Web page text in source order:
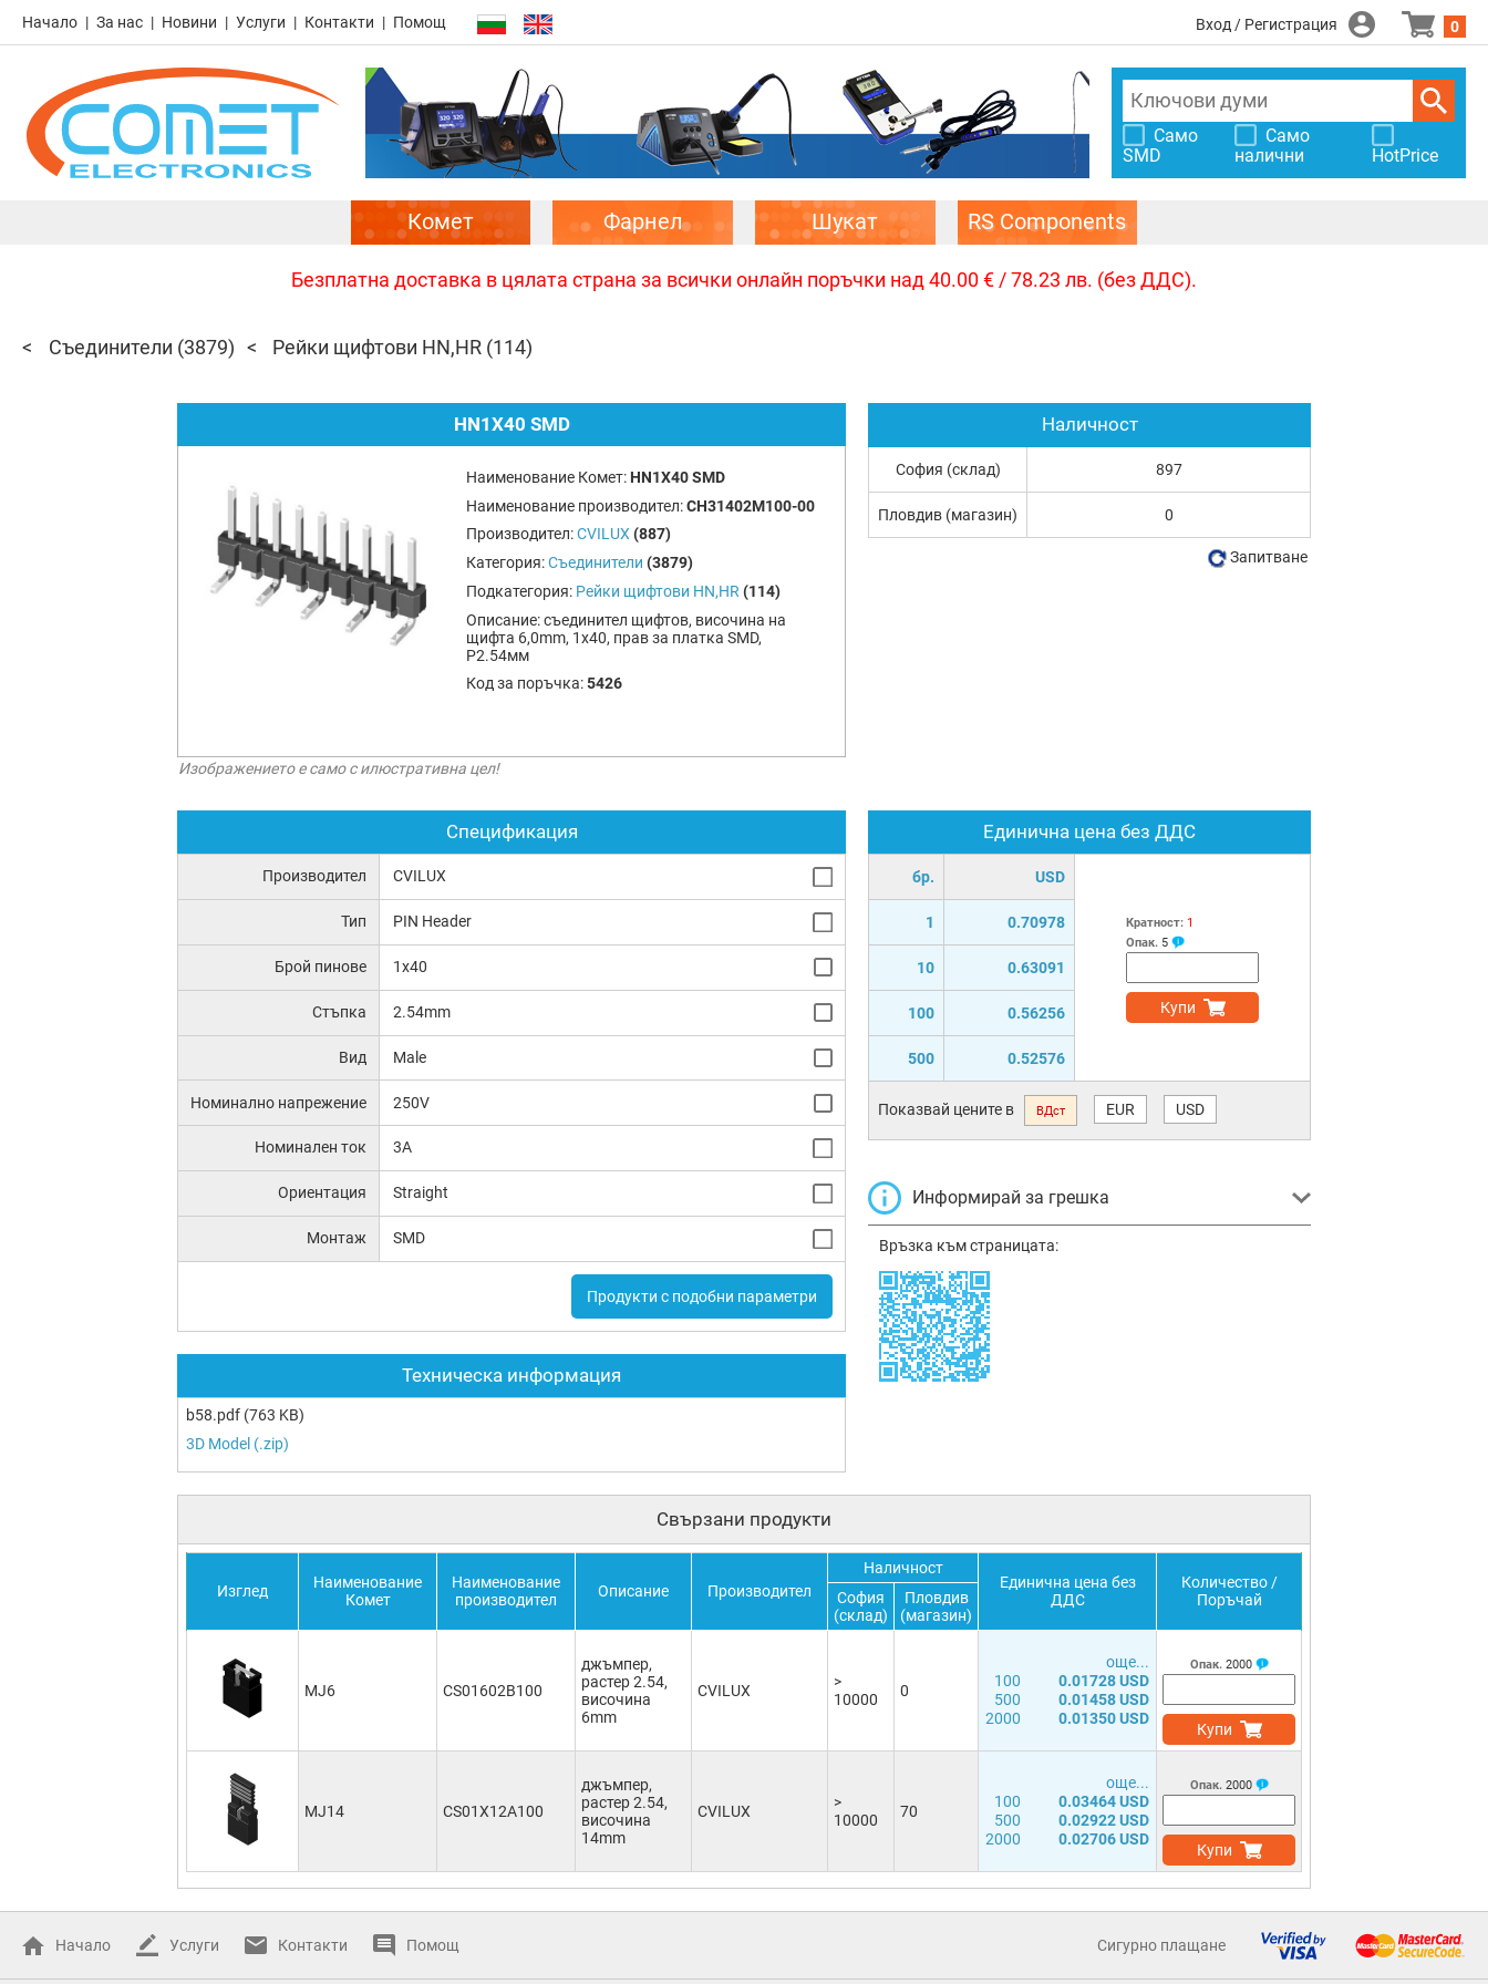
Начало За нас Новини Услуги Контакти Помощ Вход / Регистрация 0
Само
SMD
Само
налични
HotPrice
Комет Фарнел Шукат RS Components
Безплатна доставка в цялата страна за всички онлайн поръчки над 40.00 € / 78.23 лв. (без ДДС).
Съединители (3879) Рейки щифтови HN,HR (114)
HN1X40 SMD
Наименование Комет: HN1X40 SMD
Наименование производител:CH31402M100-00
Производител:CVILUX (887)
Категория:Съединители (3879)
Подкатегория: Рейки щифтови HN,HR (114)
Описание:съединител щифтов, височина на
щифта 6,0mm, 1x40, прав за платка SMD,
Р2.54мм
Код за поръчка:5426
Изображението е само с илюстративна цел!
Спецификация
Производител CVILUX
Тип PIN Header
Брой пинове 1x40
Стъпка 2.54mm
Вид Male
Номинално напрежение 250V
Номинален ток 3A
Ориентация Straight
Монтаж SMD
Продукти с подобни параметри
Техническа информация
b58.pdf (763 KB)
3D Model (.zip)
Единична цена без ДДС
бр. USD
1 0.70978
10 0.63091
100 0.56256
500 0.52576
Кратност: 1
Опак. 5
Купи
Показвай цените в ВДст EUR USD
Информирай за грешка
Връзка към страницата:
Наличност
София (склад) 897
Пловдив (магазин) 0
Запитване
Свързани продукти
Изглед
Наименование
Комет
Наименование
производител
Описание Производител
Наличност
Единична цена без
ДДС
Количество /
Поръчай
София
(склад)
Пловдив
(магазин)
MJ6 CS01602B100
джъмпер,
растер 2.54,
височина
6mm
CVILUX
>
10000
0
още...
100
0.01728 USD
500
0.01458 USD
2000
0.01350 USD
Опак. 2000
Купи
MJ14 CS01X12A100
джъмпер,
растер 2.54,
височина
14mm
CVILUX
>
10000
70
още...
100
0.03464 USD
500
0.02922 USD
2000
0.02706 USD
Опак. 2000
Купи
Начало Услуги Контакти Помощ Сигурно плащане